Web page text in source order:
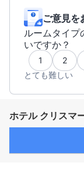
ご意見を
ルームタイプ
いですか？
1 2
とても難しい
ホテル クリスマ